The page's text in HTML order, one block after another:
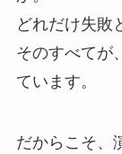
どれだけ失敗
そのすべてが
ています。
だからこそ、